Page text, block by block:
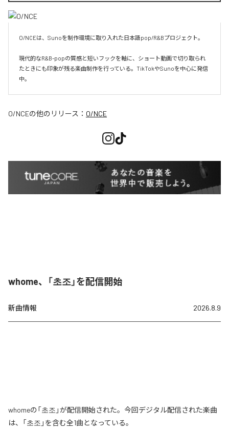
O/NCEは、Sunoを制作環境に取り入れた日本語pop/R&Bプロジェクト。
現代的なR&B-popの質感と短いフックを軸に、ショート動画で切り取られ
たときにも印象が残る楽曲制作を行っている。TikTokやSunoを中心に発信
O/NCEの他のリリース： O/NCE
whome、「초조」を配信開始
新曲情報 2026.8.9
whomeの「초조」が配信開始された。今回デジタル配信された楽曲
は、「초조」を含む全1曲となっている。